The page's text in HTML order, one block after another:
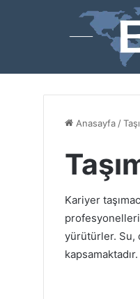
Anasayfa /
Kariyer
yürütürler. Su,
kapsamaktadır.